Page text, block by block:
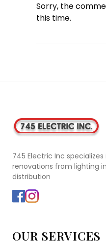
Sorry, the
this time.
745 Electric Inc
renovations from lighting
distribution
OUR SERVICES